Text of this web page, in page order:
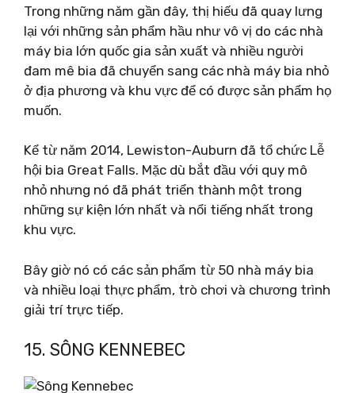
Trong những năm gần đây, thị hiếu đã quay lưng
lại với những sản phẩm hầu như vô vị do các nhà
máy bia lớn quốc gia sản xuất và nhiều người
đam mê bia đã chuyển sang các nhà máy bia nhỏ
ở địa phương và khu vực để có được sản phẩm họ
muốn.
Kể từ năm 2014, Lewiston-Auburn đã tổ chức Lễ
hội bia Great Falls. Mặc dù bắt đầu với quy mô
nhỏ nhưng nó đã phát triển thành một trong
những sự kiện lớn nhất và nổi tiếng nhất trong
khu vực.
Bây giờ nó có các sản phẩm từ 50 nhà máy bia
và nhiều loại thực phẩm, trò chơi và chương trình
giải trí trực tiếp.
15. SÔNG KENNEBEC